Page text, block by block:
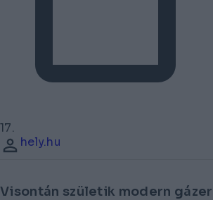
17.
hely.hu
Visontán születik modern